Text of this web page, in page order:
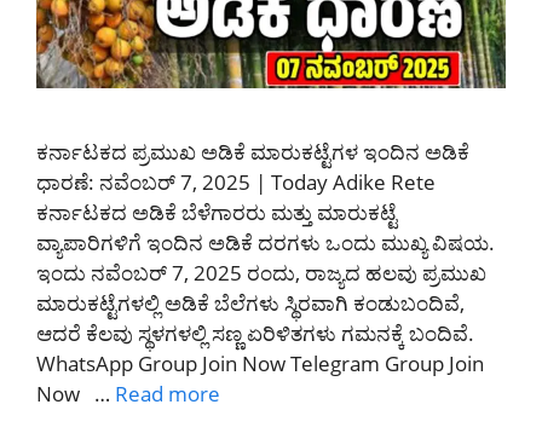
ಕರ್ನಾಟಕದ ಪ್ರಮುಖ ಅಡಿಕೆ ಮಾರುಕಟ್ಟೆಗಳ ಇಂದಿನ ಅಡಿಕೆ
ಧಾರಣೆ: ನವೆಂಬರ್ 7, 2025 | Today Adike Rete
ಕರ್ನಾಟಕದ ಅಡಿಕೆ ಬೆಳೆಗಾರರು ಮತ್ತು ಮಾರುಕಟ್ಟೆ
ವ್ಯಾಪಾರಿಗಳಿಗೆ ಇಂದಿನ ಅಡಿಕೆ ದರಗಳು ಒಂದು ಮುಖ್ಯ ವಿಷಯ.
ಇಂದು ನವೆಂಬರ್ 7, 2025 ರಂದು, ರಾಜ್ಯದ ಹಲವು ಪ್ರಮುಖ
ಮಾರುಕಟ್ಟೆಗಳಲ್ಲಿ ಅಡಿಕೆ ಬೆಲೆಗಳು ಸ್ಥಿರವಾಗಿ ಕಂಡುಬಂದಿವೆ,
ಆದರೆ ಕೆಲವು ಸ್ಥಳಗಳಲ್ಲಿ ಸಣ್ಣ ಏರಿಳಿತಗಳು ಗಮನಕ್ಕೆ ಬಂದಿವೆ.
WhatsApp Group Join Now Telegram Group Join
Now … Read more